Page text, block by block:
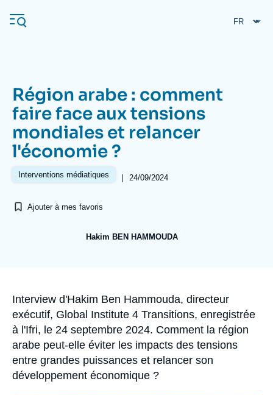
au
contenu
Navigation
principale
L'Ifri
Analyses
Nous soutenir
Région arabe : comment
faire face aux tensions
mondiales et relancer
l'économie ?
Interventions médiatiques | 24/09/2024
Ajouter à mes favoris
Hakim BEN HAMMOUDA
Accroche
Interview d'Hakim Ben Hammouda, directeur
exécutif, Global Institute 4 Transitions, enregistrée
à l'Ifri, le 24 septembre 2024. Comment la région
arabe peut-elle éviter les impacts des tensions
entre grandes puissances et relancer son
développement économique ?